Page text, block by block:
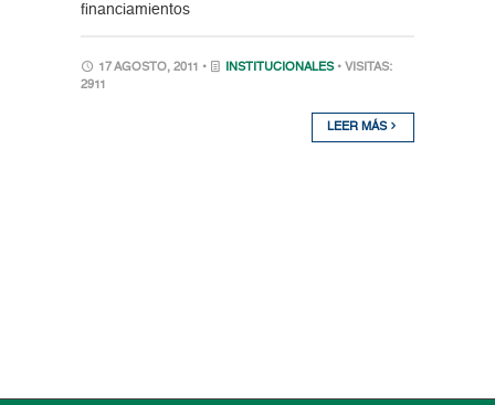
financiamientos
17 AGOSTO, 2011 • INSTITUCIONALES • VISITAS:
2911
LEER MÁS